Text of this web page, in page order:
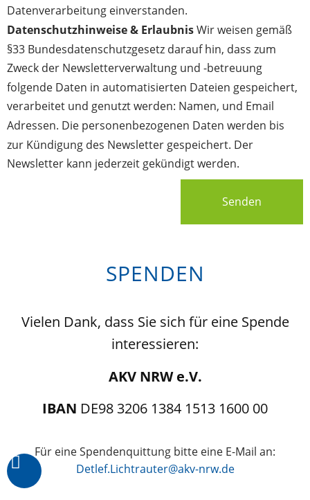
Datenverarbeitung einverstanden.
Datenschutzhinweise & ErlaubnisWir weisen gemäß
§33 Bundesdatenschutzgesetz darauf hin, dass zum
Zweck der Newsletterverwaltung und -betreuung
folgende Daten in automatisierten Dateien gespeichert,
verarbeitet und genutzt werden: Namen, und Email
Adressen. Die personenbezogenen Daten werden bis
zur Kündigung des Newsletter gespeichert. Der
Newsletter kann jederzeit gekündigt werden.
Senden
SPENDEN
Vielen Dank, dass Sie sich für eine Spende
interessieren:
AKV NRW e.V.
IBAN DE98 3206 1384 1513 1600 00
Für eine Spendenquittung bitte eine E-Mail an:
Detlef.Lichtrauter@akv-nrw.de